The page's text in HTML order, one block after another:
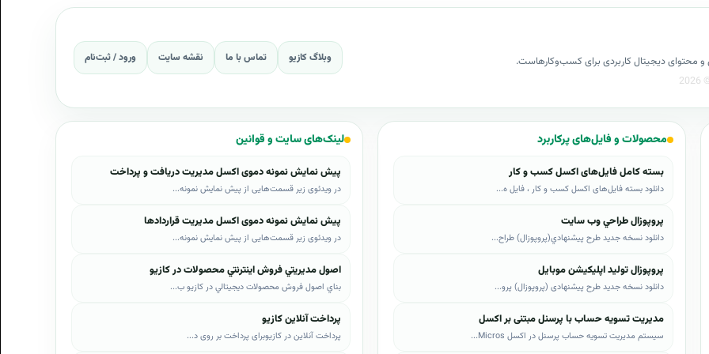
دسک
دانلود فارسی ساز manageengine servicedesk
فارسی ساز زوهوzoho محصولات زهو
کتاب آموزش Manageengine servicedesk فارسی
انفورماتیک
و محتوای دیجیتال کاربردی برای کسب‌وکارهاست. وبلاگ کازیو تماس با ما نقشه سایت ورود / ثبت‌نام
محصولات و فایل‌های پرکاربرد
بسته کامل فایل‌های اکسل کسب و کار
دانلود بسته فایل‌های اکسل کسب و کار ، فایل ه...
پروپوزال طراحي وب سايت
دانلود نسخه جدید طرح پيشنهادي(پروپوزال) طراح...
پروپوزال تولید اپلیکیشن موبایل
دانلود نسخه جدید طرح پیشنهادی (پروپوزال) پرو...
مدیریت تسویه حساب با پرسنل مبتنی بر اکسل
سیستم مدیریت تسویه حساب پرسنل در اکسل Micros...
لینک‌های سایت و قوانین
پیش نمایش نمونه دموی اکسل مدیریت دریافت و پرداخت
در ویدئوی زیر قسمت‌هایی از پیش نمایش نمونه...
پیش نمایش نمونه دموی اکسل مدیریت قراردادها
در ویدئوی زیر قسمت‌هایی از پیش نمایش نمونه...
اصول مديريتي فروش اينترنتي محصولات در کازيو
بناي اصول فروش محصولات ديجيتالي در کازيو ب...
پرداخت آنلاین کازیو
پرداخت آنلاین در کازیوبرای پرداخت بر روی د...